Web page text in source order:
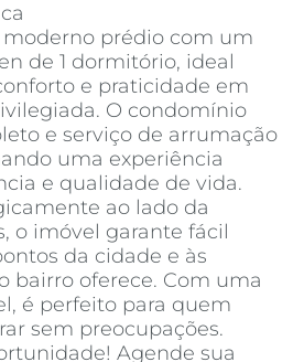
prédio com um
de 1 dormitório, ideal
e praticidade em
O condomínio
e serviço de arrumação
uma experiência
e qualidade de vida.
ao lado da
o imóvel garante fácil
da cidade e às
bairro oferece. Com uma
é perfeito para quem
sem preocupações.
Agende sua